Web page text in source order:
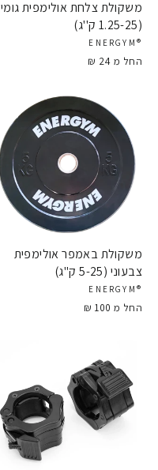
משקולת צלחת אולימפית גומי
(1.25-25 ק''ג)
®ENERGYM
החל מ 24 ₪
משקולת באמפר אולימפית
צבעוני (5-25 ק''ג)
®ENERGYM
החל מ 100 ₪